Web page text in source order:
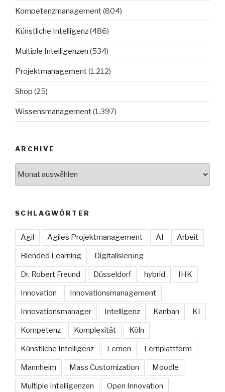
Kompetenzmanagement(804)
Künstliche Intelligenz(486)
Multiple Intelligenzen (534)
Projektmanagement(1.212)
Shop (25)
Wissensmanagement(1.397)
ARCHIVE
SCHLAGWÖRTER
Agil Agiles Projektmanagement AI Arbeit
Blended Learning Digitalisierung
Dr. Robert Freund Düsseldorf hybrid IHK
Innovation Innovationsmanagement
Innovationsmanager Intelligenz Kanban KI
Kompetenz Komplexität Köln
Künstliche Intelligenz Lernen Lernplattform
Mannheim Mass Customization Moodle
Multiple Intelligenzen Open Innovation